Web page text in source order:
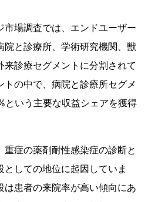
市場調査では、エンドユーザー
院と診療所、学術研究機関、獣
診療セグメントに分割されて
の中で、病院と診療所セグメ
という主要な収益シェアを獲得
症の薬剤耐性感染症の診断と
しての地位に起因していま
患者の来院率が高い傾向にあ